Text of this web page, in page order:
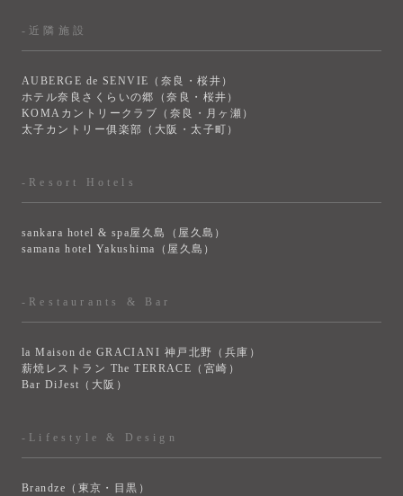
-近隣施設
AUBERGE de SENVIE（奈良・桜井）
ホテル奈良さくらいの郷（奈良・桜井）
KOMAカントリークラブ（奈良・月ヶ瀬）
太子カントリー俱楽部（大阪・太子町）
-Resort Hotels
sankara hotel & spa屋久島（屋久島）
samana hotel Yakushima（屋久島）
-Restaurants & Bar
la Maison de GRACIANI 神戸北野（兵庫）
薪焼レストラン The TERRACE（宮崎）
Bar DiJest（大阪）
-Lifestyle & Design
Brandze（東京・目黒）